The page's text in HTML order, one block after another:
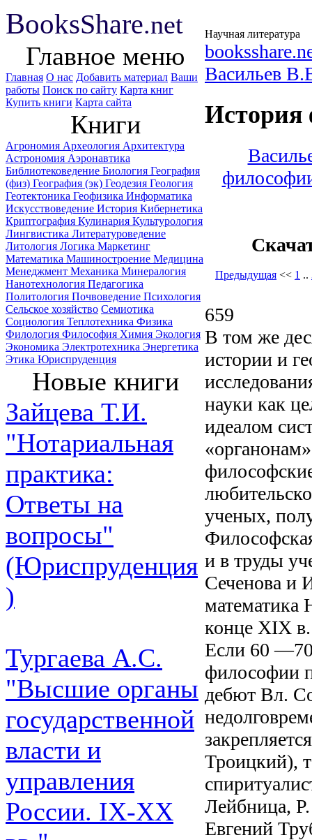
BooksShare.net Научная литература
Главное меню
Главная О нас Добавить материал Ваши
работы Поиск по сайту Карта книг
Купить книги Карта сайта
Книги
Агрономия Археология Архитектура
Астрономия Аэронавтика
Библиотековедение Биология География
(физ) География (эк) Геодезия Геология
Геотектоника Геофизика Информатика
Искусствоведение История Кибернетика
Криптография Кулинария Культурология
Лингвистика Литературоведение
Литология Логика Маркетинг
Математика Машиностроение Медицина
Менеджмент Механика Минералогия
Нанотехнология Педагогика
Политология Почвоведение Психология
Сельское хозяйство Семиотика
Социология Теплотехника Физика
Филология Философия Химия Экология
Экономика Электротехника Энергетика
Этика Юриспруденция
Новые книги
Зайцева Т.И.
"Нотариальная
практика:
Ответы на
вопросы"
(Юриспруденция
)
Тургаева А.С.
"Высшие органы
государственной
власти и
управления
России. IХ-ХХ
Васильев
История
Предыдущая << 1 ..
659
В том же
истории и
науки как
идеалом
ученых,
и в труды
Сеченова и
математика
конце XIX
Если 60
философии
дебют Вл.
Троицкий),
Лейбница,
Евгений